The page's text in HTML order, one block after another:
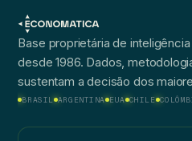
Base proprietária de
desde 1986. Dados,
sustentam a decisão dos
BRASIL ARGENTINA EUA CHILE